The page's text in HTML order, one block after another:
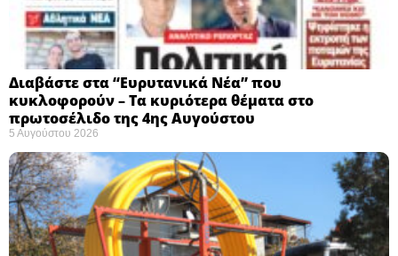
Διαβάστε στα “Ευρυτανικά Νέα” που
κυκλοφορούν – Τα κυριότερα θέματα στο
πρωτοσέλιδο της 4ης Αυγούστου
5 Αυγούστου 2026